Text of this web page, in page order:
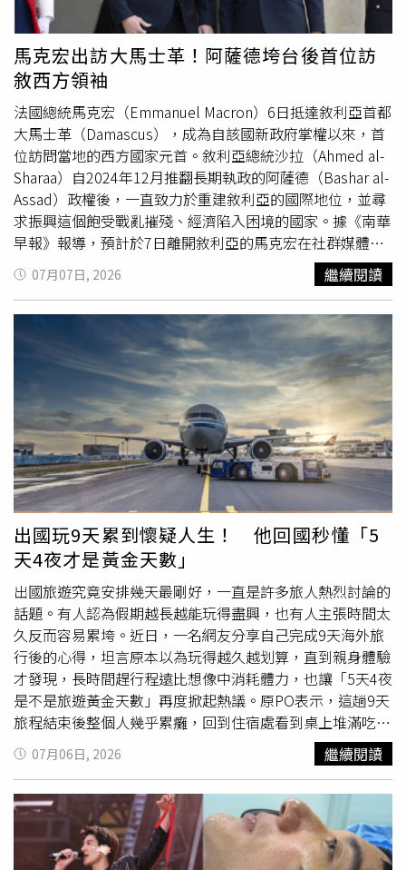
薩尼辭世後，卡達宣布全國展開4天國喪，政府機關停班、
國旗降半旗，全國共同悼念這位帶領卡達從區域小國蛻變為
全球能源、外交、媒體與投資強權的重要領導人。他留下的
改革、外交布局與國際影響力，也深刻改變了卡達在世界舞
台上的地位。
備。他在旅館咖啡廳等待了自己將近兩天，確認目標後，從
出手攻擊、迅速離開現場，到途中更換衣物、前往機場購買
機票、準備離境，以及被警方逮捕後的否認態度，整個過程
行動沉著、心理素質相當穩定，顯示此案並非臨時起意，而
是有備而來。矢板明夫續指，第三，自己認為，這起事件不
應僅被視為單純的傷害案件，因為可能涉及更嚴重的層面。
從事件的背景及作案手法來看，與數年前香港人士在台灣遭
暴力攻擊的事件有很多相似點。是否與近期開始施行的《民
族團結進步促進法》有所關聯，亦值得有關單位深入調查釐
清。包括是否涉及對台灣言論自由的政治性打壓，以及是否
存在有組織的策劃與執行。第四，矢板明夫表示，要特別感
謝台中市警察局第六分局的警員們，以極高的效率迅速偵破
案件，並在機場成功逮捕嫌犯。如果嫌犯順利逃離台灣，不
僅案件偵辦將更加困難，也可能讓許多勇於發聲的人對自身
安全產生更大的疑慮。第五，矢板明夫提到，正如今天汪浩
大哥說的「面對红色黑幫侵門踏戶，台灣不容暴力恫嚇」。
面對任何形式的暴力與威嚇，自己不會退縮，也不會屈服。
自己將以理性與堅定的態度，繼續為台灣的自由、民主發
聲，並一如既往推動台日友好。矢板明夫說，再次感謝所有
關心自己的朋友。大家的每一句慰問、每一份支持，都是自
己繼續前行的重要力量。
馬克宏出訪大馬士革！阿薩德垮台後首位訪
敘西方領袖
法國總統馬克宏（Emmanuel Macron）6日抵達敘利亞首都
大馬士革（Damascus），成為自該國新政府掌權以來，首
位訪問當地的西方國家元首。敘利亞總統沙拉（Ahmed al-
Sharaa）自2024年12月推翻長期執政的阿薩德（Bashar al-
Assad）政權後，一直致力於重建敘利亞的國際地位，並尋
求振興這個飽受戰亂摧殘、經濟陷入困境的國家。據《南華
早報》報導，預計於7日離開敘利亞的馬克宏在社群媒體上
寫道：「我此行是為了再次確認法國對敘利亞人民的承諾。
支持一個擁有主權、在多元文化中保持團結，並與鄰國和平
共處的敘利亞。」根據《法新社》記者報導，在工作晚宴
後、正式會談開始之前，馬克宏與沙拉共同前往大馬士革著
名的奧瑪亞清真寺（Umayyad Mosque）參訪。回顧歷
史，上一位訪問敘利亞的法國總統是2009年的薩科齊
（Nicolas Sarkozy）。當時仍是阿薩德執政時期，隨後阿
薩德於2011年以武力鎮壓西方支持的顏色革命，引爆長達
十多年的內戰，造成超過50萬人死亡，西方隨之而來的經濟
制裁也重創了敘利亞的基礎建設與工業體系。上週，大馬士
革1家咖啡廳發生致命爆炸案，成為這個新成立的伊斯蘭主
義政府面臨的最新安全挑戰。該政府正試圖在超過13年的內
戰後重新統合全國。針對馬克宏的出訪，《敘利亞阿拉伯通
訊社》（SANA）形容此舉是「恢復敘利亞國際地位進程中
的關鍵一步」。沙拉接受法國《商業調頻電視台》
（BFMTV）訪問時，高度評價法國在阿薩德政權垮台後的
過渡時期，所扮演的「建設性角色」。他表示：「馬克宏一
直努力與我們保持接觸，並持續關注敘利亞過渡進程的每一
個步驟與階段。」他也補充，馬克宏協助推動解除西方國家
對大馬士革的制裁。許多敘利亞民眾同樣歡迎馬克宏來訪。
33歲的服裝設計師阿卡謝（Diala Akkashe）認為，此行代
表國際社會對敘利亞投下信任票，「如果敘利亞並不安全、
也不穩定，就不會有任何國家元首或外國官員願意冒險前
來。」2025年5月，馬克宏曾邀請沙拉訪問法國，展開其首
次正式訪歐行程。這場訪問也在沙拉去年前往華盛頓，與美
國總統川普（Donald Trump）舉行會談之前。此次隨同馬
克宏訪問的包括多位法國重要企業領袖，其中包括全球海運
巨擘「達飛海運集團」（CMA CGM）執行長薩德
07月07日, 2026 繼續閱讀
出國玩9天累到懷疑人生！ 他回國秒懂「5
天4夜才是黃金天數」
出國旅遊究竟安排幾天最剛好，一直是許多旅人熱烈討論的
話題。有人認為假期越長越能玩得盡興，也有人主張時間太
久反而容易累垮。近日，一名網友分享自己完成9天海外旅
行後的心得，坦言原本以為玩得越久越划算，直到親身體驗
才發現，長時間趕行程遠比想像中消耗體力，也讓「5天4夜
是不是旅遊黃金天數」再度掀起熱議。原PO表示，這趟9天
旅程結束後整個人幾乎累癱，回到住宿處看到桌上堆滿吃完
的餐盒、飲料杯等雜物，連整理都提不起勁，忍不住苦笑直
呼「終於知道大家為什麼都選5天4夜了，去9天真的會死，
超級累」，還開玩笑詢問「誰來幫我整理桌子？」照片曝光
後，也讓不少人感同身受。不少曾安排長天數旅行的網友分
享自身經驗，認為旅程一旦超過一週，身體疲勞感便會逐漸
浮現。有人回憶，赴日本旅遊11天時，返台前一天最大的心
07月06日, 2026 繼續閱讀